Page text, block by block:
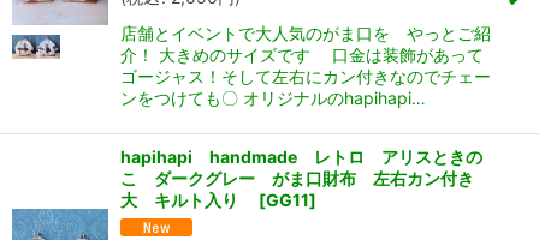
店舗とイベントで大人気のがま口を やっとご紹
介！ 大きめのサイズです 口金は装飾があって
ゴージャス！そして左右にカン付きなのでチェー
ンをつけても〇 オリジナルのhapihapi…
hapihapi handmade レトロ アリスときの
こ ダークグレー がま口財布 左右カン付き
大 キルト入り
[GG11]